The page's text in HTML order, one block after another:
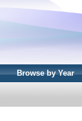
Browse by Year